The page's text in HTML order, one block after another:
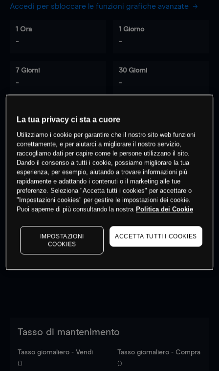
Accedi per sbloccare le funzioni grafiche avanzate
1 Ora
-
1 Giorno
-
7 Giorni
-
30 Giorni
-
0 % dei clienti hanno posizioni
questo prodotto
Fai trading
I prezzi sono solo indicativi. Accediper vedere gli ultimi
dati di mercato
to see latest market data
Tasso di mantenimento
Tasso giornaliero - Vendi
0
Tasso giornaliero - Compra
0
La tua privacy ci sta a cuore
Utilizziamo i cookie per garantire che il nostro sito web funzioni
correttamente, e per aiutarci a migliorare il nostro servizio,
raccogliamo dati per capire come le persone utilizzano il sito.
Dando il consenso a tutti i cookie, possiamo migliorare la tua
esperienza, per esempio, aiutando a trovare informazioni più
rapidamente e adattando i contenuti o il marketing alle tue
preferenze. Seleziona "Accetta tutti i cookies" per accettare o
"Impostazioni cookies" per gestire le impostazioni dei cookie.
Puoi saperne di più consultando la nostra Politica dei Cookie
IMPOSTAZIONI
COOKIES
ACCETTA TUTTI I COOKIES